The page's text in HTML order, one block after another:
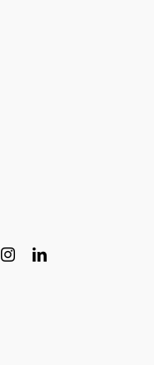
InstagramLinkedIn